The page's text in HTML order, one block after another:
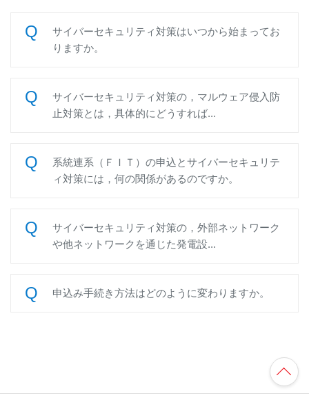
サイバーセキュリティ対策はいつから始まってお
りますか。
サイバーセキュリティ対策の，マルウェア侵入防
止対策とは，具体的にどうすれば...
系統連系（ＦＩＴ）の申込とサイバーセキュリテ
ィ対策には，何の関係があるのですか。
サイバーセキュリティ対策の，外部ネットワーク
や他ネットワークを通じた発電設...
申込み手続き方法はどのように変わりますか。
TO
P
へ